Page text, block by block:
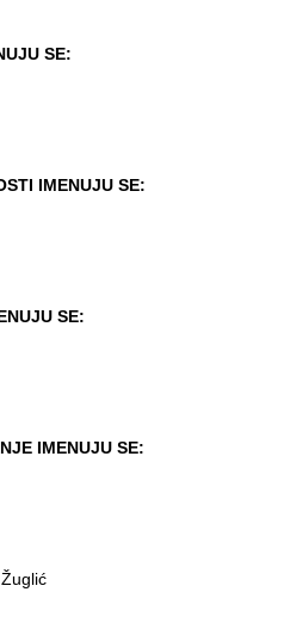
SE:
IMENUJU SE:
SE:
IMENUJU SE: